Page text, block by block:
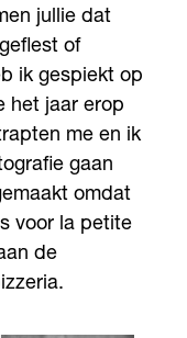
jullie dat
of
ik gespiekt op
het jaar erop
me en ik
gaan
omdat
voor la petite
de